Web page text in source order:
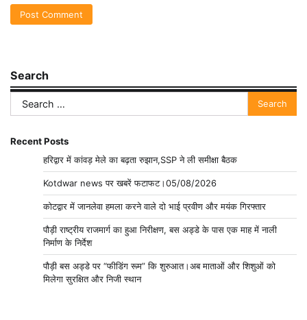
Search
Search
for:
Recent Posts
हरिद्वार में कांवड़ मेले का बढ़ता रुझान,SSP ने ली समीक्षा बैठक
Kotdwar news पर खबरें फटाफट।05/08/2026
कोटद्वार में जानलेवा हमला करने वाले दो भाई प्रवीण और मयंक गिरफ्तार
पौड़ी राष्ट्रीय राजमार्ग का हुआ निरीक्षण, बस अड्डे के पास एक माह में नाली
निर्माण के निर्देश
पौड़ी बस अड्डे पर “फीडिंग रूम” कि शुरुआत।अब माताओं और शिशुओं को
मिलेगा सुरक्षित और निजी स्थान